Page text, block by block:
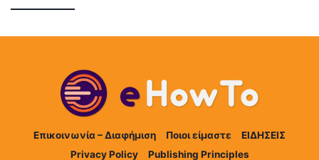
Επικοινωνία – Διαφήμιση Ποιοι είμαστε
ΕΙΔΗΣΕΙΣ
Privacy Policy
Publishing Principles